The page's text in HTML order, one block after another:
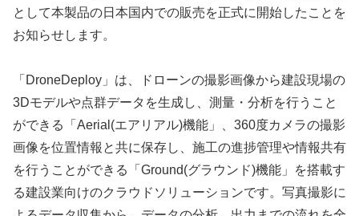
として本製品の日本国内での販売を正式に開始したことを
お知らせします。
「DroneDeploy」は、ドローンの撮影画像から建設現場の
3Dモデルや点群データを生成し、測量・分析を行うこと
ができる「Aerial(エアリアル)機能」、360度カメラの撮影
画像を位置情報と共に保存し、施工の進捗管理や情報共有
を行うことができる「Ground(グラウンド)機能」を搭載す
る建設業向けのクラウドソリューションです。写真撮影に